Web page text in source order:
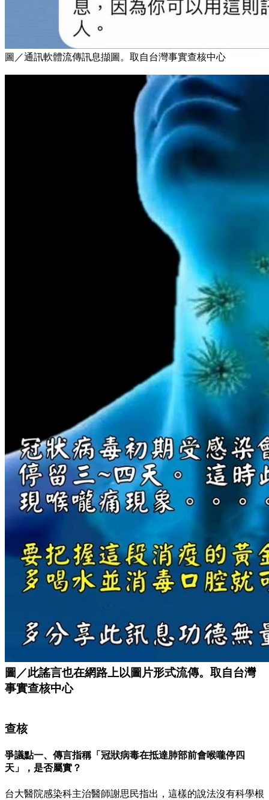
圖／通訊軟體流傳訊息擷圖。取自台灣事實查核中心
圖／此謠言也在網路上以圖片形式流傳。取自台灣
事實查核中心
查核
爭議點一、傳言指稱「冠狀病毒在抵達肺部前會喉嚨停四
天」，是否屬實？
台大醫院感染科主治醫師謝思民指出，這樣的說法沒有科學根